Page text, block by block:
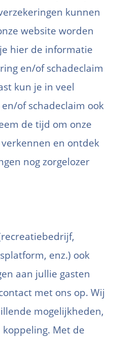
kunnen
website worden
hier de informatie
en/of schadeclaim
kun je in veel
of schadeclaim ook
de tijd om onze
en ontdek
nog zorgelozer
enz.) ook
aan jullie gasten
met ons op. Wij
mogelijkheden,
Met de